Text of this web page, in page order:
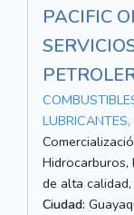
PACIFIC
Hidrocarburos,
de alta
Ciudad: